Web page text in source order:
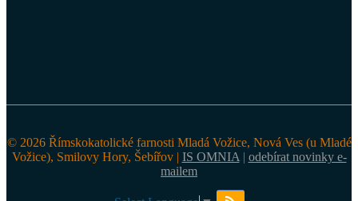
© 2026 Římskokatolické farnosti Mladá Vožice, Nová Ves (u Mladé
Vožice), Smilovy Hory, Šebířov | IS OMNIA | odebírat novinky e-
mailem